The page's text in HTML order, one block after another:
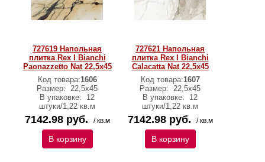
727619 Напольная
плитка Rex I Bianchi
Paonazzetto Nat 22,5x45
Код товара:1606
Размер: 22,5x45
В упаковке:
12
штуки/1,22 кв.м
7142.98 руб. / кв.м
В корзину
727621 Напольная
плитка Rex I Bianchi
Calacatta Nat 22,5x45
Код товара:1607
Размер: 22,5x45
В упаковке:
12
штуки/1,22 кв.м
7142.98 руб. / кв.м
В корзину